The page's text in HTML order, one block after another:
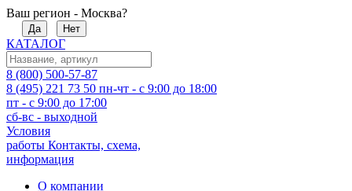
Ваш регион - Москва?
Да Нет
КАТАЛОГ
8 (800) 500-57-87
8 (495) 221 73 50 пн-чт - с 9:00 до 18:00
пт - с 9:00 до 17:00
сб-вс - выходной
Условия
работы Контакты, схема,
информация
О компании